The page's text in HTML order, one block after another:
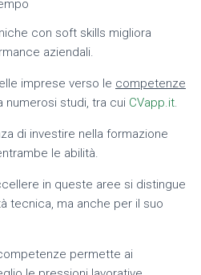
con soft skills migliora
aziendali.
imprese verso le competenze
numerosi studi, tra cui CVapp.it.
di investire nella formazione
le abilità.
in queste aree si distingue
tecnica, ma anche per il suo
permette ai